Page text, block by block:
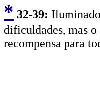
* 32-39:
dificuldades, mas o
recompensa para